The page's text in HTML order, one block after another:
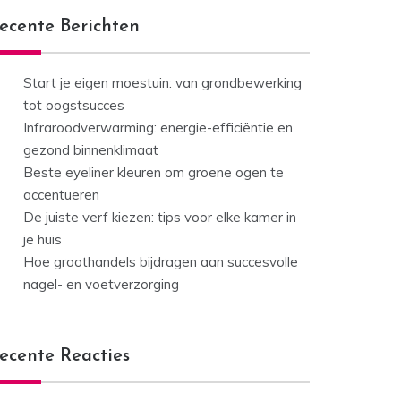
Berichten
Start je eigen moestuin: van grondbewerking
tot oogstsucces
Infraroodverwarming: energie-efficiëntie en
gezond binnenklimaat
Beste eyeliner kleuren om groene ogen te
accentueren
De juiste verf kiezen: tips voor elke kamer in
je huis
Hoe groothandels bijdragen aan succesvolle
nagel- en voetverzorging
Reacties